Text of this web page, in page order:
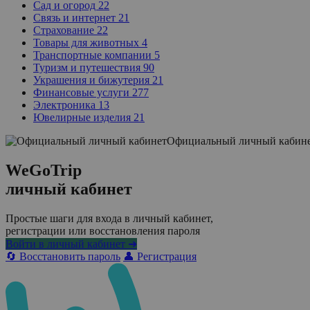
Сад и огород 22
Связь и интернет 21
Страхование 22
Товары для животных 4
Транспортные компании 5
Туризм и путешествия 90
Украшения и бижутерия 21
Финансовые услуги 277
Электроника 13
Ювелирные изделия 21
Официальный личный
WeGoTrip
личный кабинет
Простые шаги для входа в личный кабинет,
регистрации или восстановления пароля
Войти в личный кабинет ➜
🔄 Восстановить пароль 👤 Регистрация